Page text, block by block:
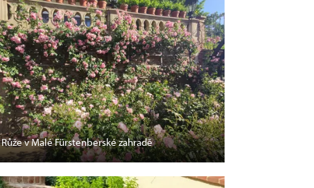
Růže v Malé Fürstenberské zahradě